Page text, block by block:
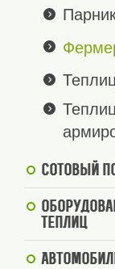
Сотовый
теплиц